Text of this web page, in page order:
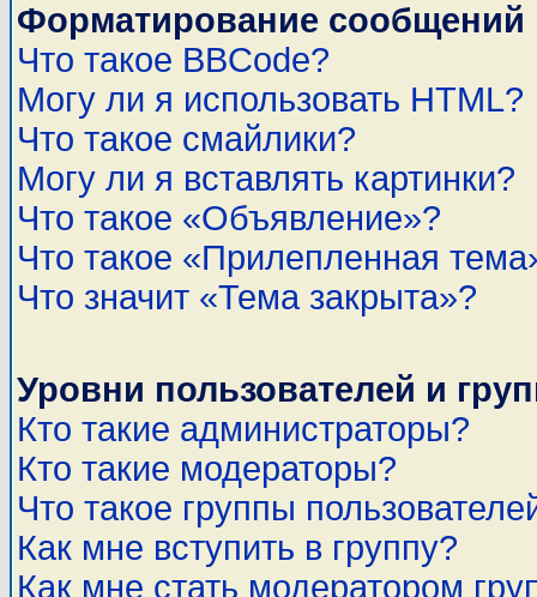
Форматирование
Что такое BBCode?
Могу ли я использовать HTML?
Что такое смайлики?
Могу ли я вставлять картинки?
Что такое «Объявление»?
Что такое «Прилепленная
Что значит «Тема закрыта»?
Уровни пользователей и
Кто такие администраторы?
Кто такие модераторы?
Что такое группы
Как мне вступить в группу?
Как мне стать модератором